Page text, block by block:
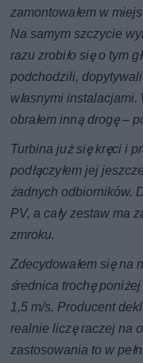
zamontowałem w
Na samym szczycie
razu zrobiło się o tym
podchodzili,
własnymi instalacjami.
obrałem inną drogę –
Turbina już się kręci i
podłączyłem jej
żadnych odbiorników.
PV, a cały zestaw ma
zmroku.
Zdecydowałem się na
średnica trochę
1,5 m/s. Producent
realnie liczę raczej na
zastosowania to w